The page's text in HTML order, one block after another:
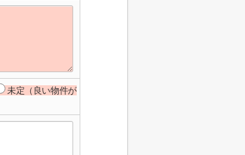
未定（良い物件が